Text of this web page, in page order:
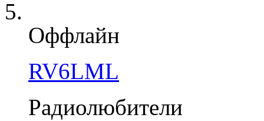
Оффлайн
RV6LML
Радиолюбители